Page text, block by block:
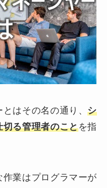
はその名の通り、シ
る管理者のことを指
業はプログラマーが